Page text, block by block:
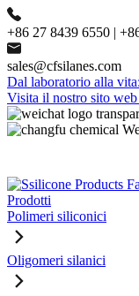
+86 27 8439 6550 |
sales@cfsilanes.com
Dal laboratorio alla
Visita il nostro sito web
Prodotti
Polimeri siliconici
Oligomeri silanici